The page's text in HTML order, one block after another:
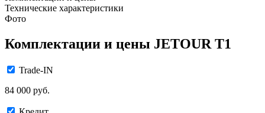
Технические характеристики
Фото
Комплектации и цены JETOUR T1
Trade-IN
84 000 руб.